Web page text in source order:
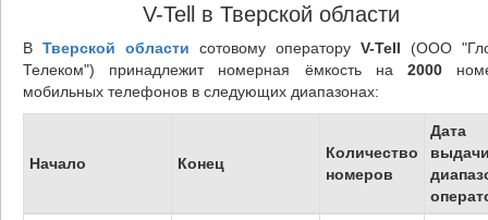
V-Tell в Тверской области
В Тверской области сотовому операторуV-Tell (ООО
Телеком") принадлежит номерная ёмкость на2000
мобильных телефонов в следующих диапазонах:
Начало Конец
Количество
номеров
Дата